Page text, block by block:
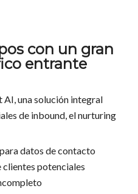
con un gran
entrante
una solución integral
de inbound, el nurturing
datos de contacto
clientes potenciales